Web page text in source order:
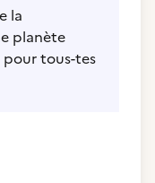
la
planète
tous-tes